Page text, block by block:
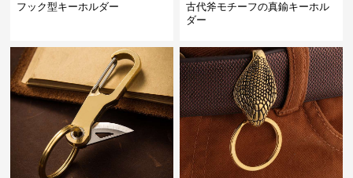
フック型キーホルダー
古代斧モチーフの真鍮キーホル
ダー